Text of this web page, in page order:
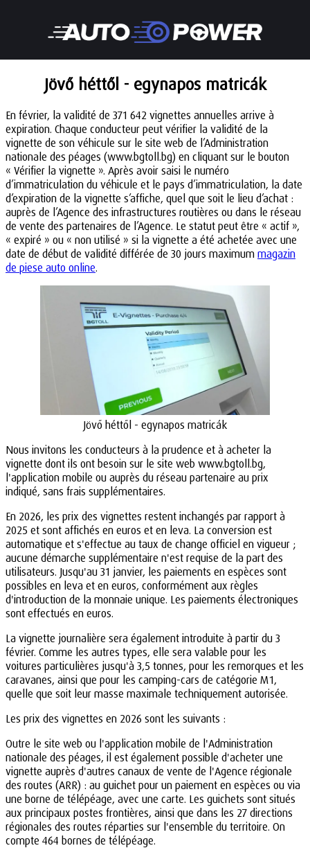
Jövő héttől - egynapos matricák
En février, la validité de 371 642 vignettes annuelles arrive à
expiration. Chaque conducteur peut vérifier la validité de la
vignette de son véhicule sur le site web de l’Administration
nationale des péages (www.bgtoll.bg) en cliquant sur le bouton
« Vérifier la vignette ». Après avoir saisi le numéro
d’immatriculation du véhicule et le pays d’immatriculation, la date
d’expiration de la vignette s’affiche, quel que soit le lieu d’achat :
auprès de l’Agence des infrastructures routières ou dans le réseau
de vente des partenaires de l’Agence. Le statut peut être « actif »,
« expiré » ou « non utilisé » si la vignette a été achetée avec une
date de début de validité différée de 30 jours maximum magazin
de piese auto online.
Jövő héttől - egynapos matricák
Nous invitons les conducteurs à la prudence et à acheter la
vignette dont ils ont besoin sur le site web www.bgtoll.bg,
l'application mobile ou auprès du réseau partenaire au prix
indiqué, sans frais supplémentaires.
En 2026, les prix des vignettes restent inchangés par rapport à
2025 et sont affichés en euros et en leva. La conversion est
automatique et s'effectue au taux de change officiel en vigueur ;
aucune démarche supplémentaire n'est requise de la part des
utilisateurs. Jusqu'au 31 janvier, les paiements en espèces sont
possibles en leva et en euros, conformément aux règles
d'introduction de la monnaie unique. Les paiements électroniques
sont effectués en euros.
La vignette journalière sera également introduite à partir du 3
février. Comme les autres types, elle sera valable pour les
voitures particulières jusqu'à 3,5 tonnes, pour les remorques et les
caravanes, ainsi que pour les camping-cars de catégorie M1,
quelle que soit leur masse maximale techniquement autorisée.
Les prix des vignettes en 2026 sont les suivants :
Outre le site web ou l'application mobile de l'Administration
nationale des péages, il est également possible d'acheter une
vignette auprès d'autres canaux de vente de l'Agence régionale
des routes (ARR) : au guichet pour un paiement en espèces ou via
une borne de télépéage, avec une carte. Les guichets sont situés
aux principaux postes frontières, ainsi que dans les 27 directions
régionales des routes réparties sur l'ensemble du territoire. On
compte 464 bornes de télépéage.